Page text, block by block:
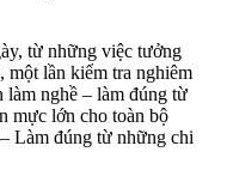
từ những việc tưởng
một lần kiểm tra nghiêm
nghề – làm đúng từ
mực lớn cho toàn bộ
Làm đúng từ những chi